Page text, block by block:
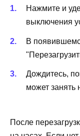
Нажмите и
выключения
В
Дождитесь,
может занять
После